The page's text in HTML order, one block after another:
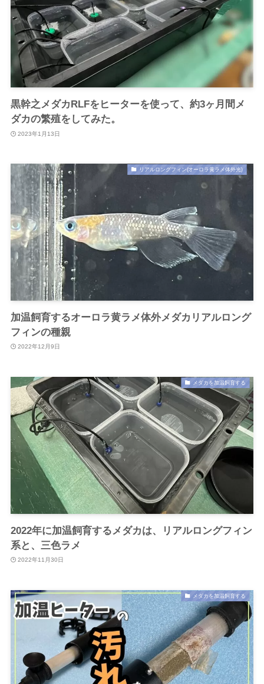
黒幹之メダカRLFをヒーターを使って、約3ヶ月間メ
ダカの繁殖をしてみた。
2023年1月13日
リアルロングフィン(オーロラ黄ラメ体外光)
加温飼育するオーロラ黄ラメ体外メダカリアルロング
フィンの種親
2022年12月9日
メダカを加温飼育する
2022年に加温飼育するメダカは、リアルロングフィン
系と、三色ラメ
2022年11月30日
メダカを加温飼育する